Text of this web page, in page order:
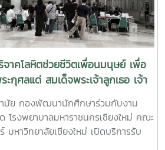
าคโลหิตช่วยชีวิตเพื่อนมนุษย์ เพื่อ
ะกุศลแด่ สมเด็จพระเจ้าลูกเธอ เจ้า
าภา นเรนทิราเทพยวดี กรมหลวง
สิริพัชร มหาวัชรราชธิดา
ย กองพัฒนานักศึกษาร่วมกับงาน
โรงพยาบาลมหาราชนครเชียงใหม่ คณะ
มหาวิทยาลัยเชียงใหม่ เปิดบริการรับ